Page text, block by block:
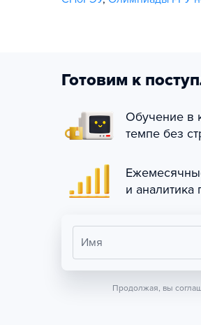
Готовим к
Обучение в
темпе без
и аналитика
Имя
Продолжая, вы